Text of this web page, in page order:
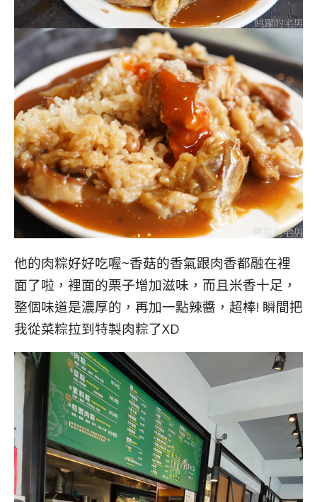
他的肉粽好好吃喔~香菇的香氣跟肉香都融在裡
面了啦，裡面的栗子增加滋味，而且米香十足，
整個味道是濃厚的，再加一點辣醬，超棒! 瞬間把
我從菜粽拉到特製肉粽了XD